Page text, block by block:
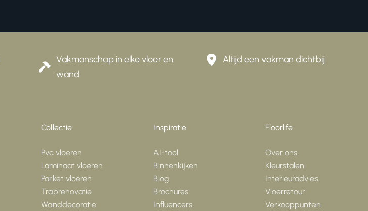
Vakmanschap in elke vloer en
wand
Altijd een vakman dichtbij
Collectie
Pvc vloeren
Laminaat vloeren
Parket vloeren
Traprenovatie
Wanddecoratie
Inspiratie
AI-tool
Binnenkijken
Blog
Brochures
Influencers
Floorlife
Over ons
Kleurstalen
Interieuradvies
Vloerretour
Verkooppunten